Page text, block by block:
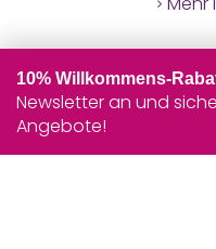
10% Willkommens-
Newsletter an und
Angebote!